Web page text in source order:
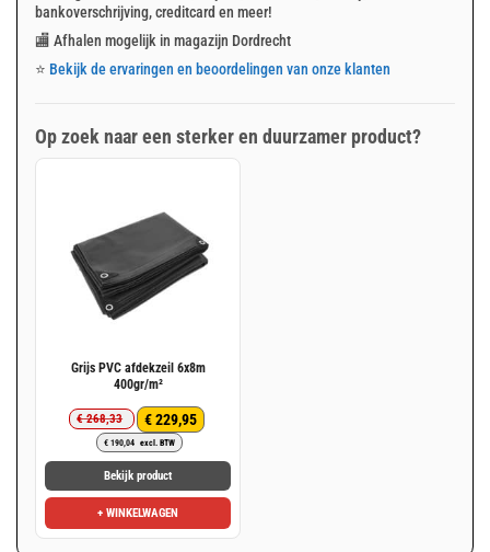
bankoverschrijving, creditcard en meer!
🏬 Afhalen mogelijk in magazijn Dordrecht
⭐ Bekijk de ervaringen en beoordelingen van onze klanten
Op zoek naar een sterker en duurzamer product?
Grijs PVC afdekzeil 6x8m
400gr/m²
€268,33
Oorspronkelijke
prijs
was:
€ 268,33.
€229,95
Huidige
prijs
is:
€ 229,95.
€190,04 excl. BTW
Bekijk product
+ WINKELWAGEN